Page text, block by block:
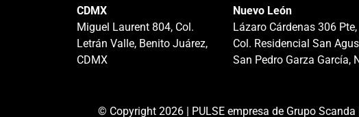
CDMX
Miguel Laurent 804, Col.
Letrán Valle, Benito Juárez,
CDMX
Nuevo León
Lázaro Cárdenas 306 Pte,
Col. Residencial San
San Pedro Garza García,
© Copyright 2026 | PULSE empresa de Grupo Scanda